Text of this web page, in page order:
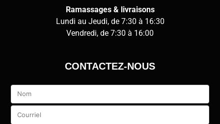
Ramassages & livraisons
Lundi au Jeudi, de 7:30 à 16:30
Vendredi, de 7:30 à 16:00
CONTACTEZ-NOUS